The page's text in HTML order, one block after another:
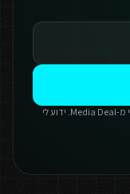
אני מאשר/ת קבלת עדכונים, חדשות וחומר פרסומי מ-Media Deal. ידוע לי